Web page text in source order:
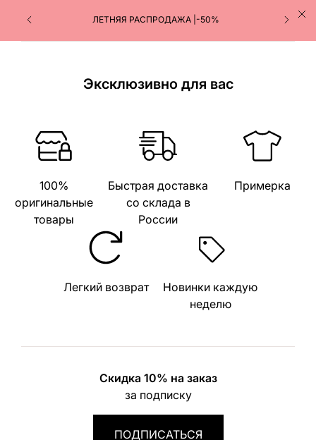
ЛЕТНЯЯ РАСПРОДАЖА |-50%
Эксклюзивно для вас
100%
оригинальные
товары
Быстрая доставка
со склада в
России
Примерка
Легкий возврат
Новинки каждую
неделю
Скидка 10% на заказ
за подписку
ПОДПИСАТЬСЯ